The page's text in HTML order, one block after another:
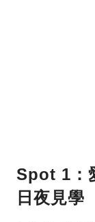
Spot 1：
日夜見學